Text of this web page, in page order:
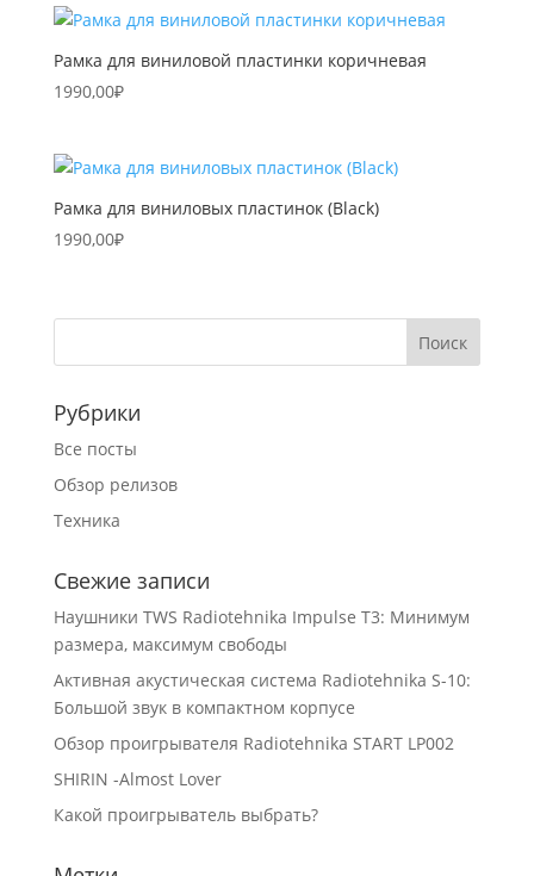
Рамка для виниловой пластинки коричневая
1990,00₽
Рамка для виниловых пластинок (Black)
1990,00₽
Рубрики
Все посты
Обзор релизов
Техника
Свежие записи
Наушники TWS Radiotehnika Impulse T3: Минимум
размера, максимум свободы
Активная акустическая система Radiotehnika S-10:
Большой звук в компактном корпусе
Обзор проигрывателя Radiotehnika START LP002
SHIRIN -Almost Lover
Какой проигрыватель выбрать?